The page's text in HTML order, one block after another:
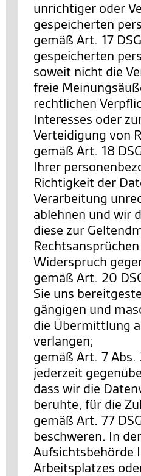
unrichtiger oder
gespeicherten
gemäß Art. 17
gespeicherten
soweit nicht die
freie
rechtlichen
Interesses oder
Verteidigung von
gemäß Art. 18
Ihrer
Richtigkeit der
Verarbeitung
ablehnen und wir
diese zur
Widerspruch
gemäß Art. 20
Sie uns
gängigen und
die Übermittlung
verlangen;
gemäß Art. 7 Abs.
jederzeit
dass wir die
beruhte, für die
gemäß Art. 77
beschweren. In
Aufsichtsbehörde
Arbeitsplatzes